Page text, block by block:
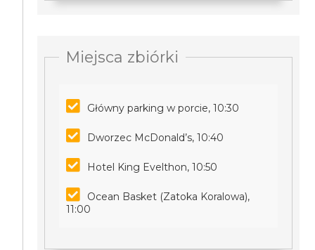
Miejsca zbiórki
Główny parking w porcie, 10:30
Dworzec McDonald’s, 10:40
Hotel King Evelthon, 10:50
Ocean Basket (Zatoka Koralowa),
11:00